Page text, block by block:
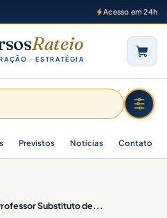
Acesso em 24h
Rateio
· ESTRATÉGIA
Previstos Notícias Contato
Substituto de...